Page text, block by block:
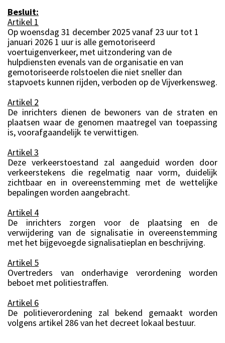
Besluit:
Artikel 1
Op woensdag 31 december 2025 vanaf 23 uur tot 1
januari 2026 1 uur is alle gemotoriseerd
voertuigenverkeer, met uitzondering van de
hulpdiensten evenals van de organisatie en van
gemotoriseerde rolstoelen die niet sneller dan
stapvoets kunnen rijden, verboden op de Vijverkensweg.
Artikel 2
De inrichters dienen de bewoners van de straten en
plaatsen waar de genomen maatregel van toepassing
is, voorafgaandelijk te verwittigen.
Artikel 3
Deze verkeerstoestand zal aangeduid worden door
verkeerstekens die regelmatig naar vorm, duidelijk
zichtbaar en in overeenstemming met de wettelijke
bepalingen worden aangebracht.
Artikel 4
De inrichters zorgen voor de plaatsing en de
verwijdering van de signalisatie in overeenstemming
met het bijgevoegde signalisatieplan en beschrijving.
Artikel 5
Overtreders van onderhavige verordening worden
beboet met politiestraffen.
Artikel 6
De politieverordening zal bekend gemaakt worden
volgens artikel 286 van het decreet lokaal bestuur.